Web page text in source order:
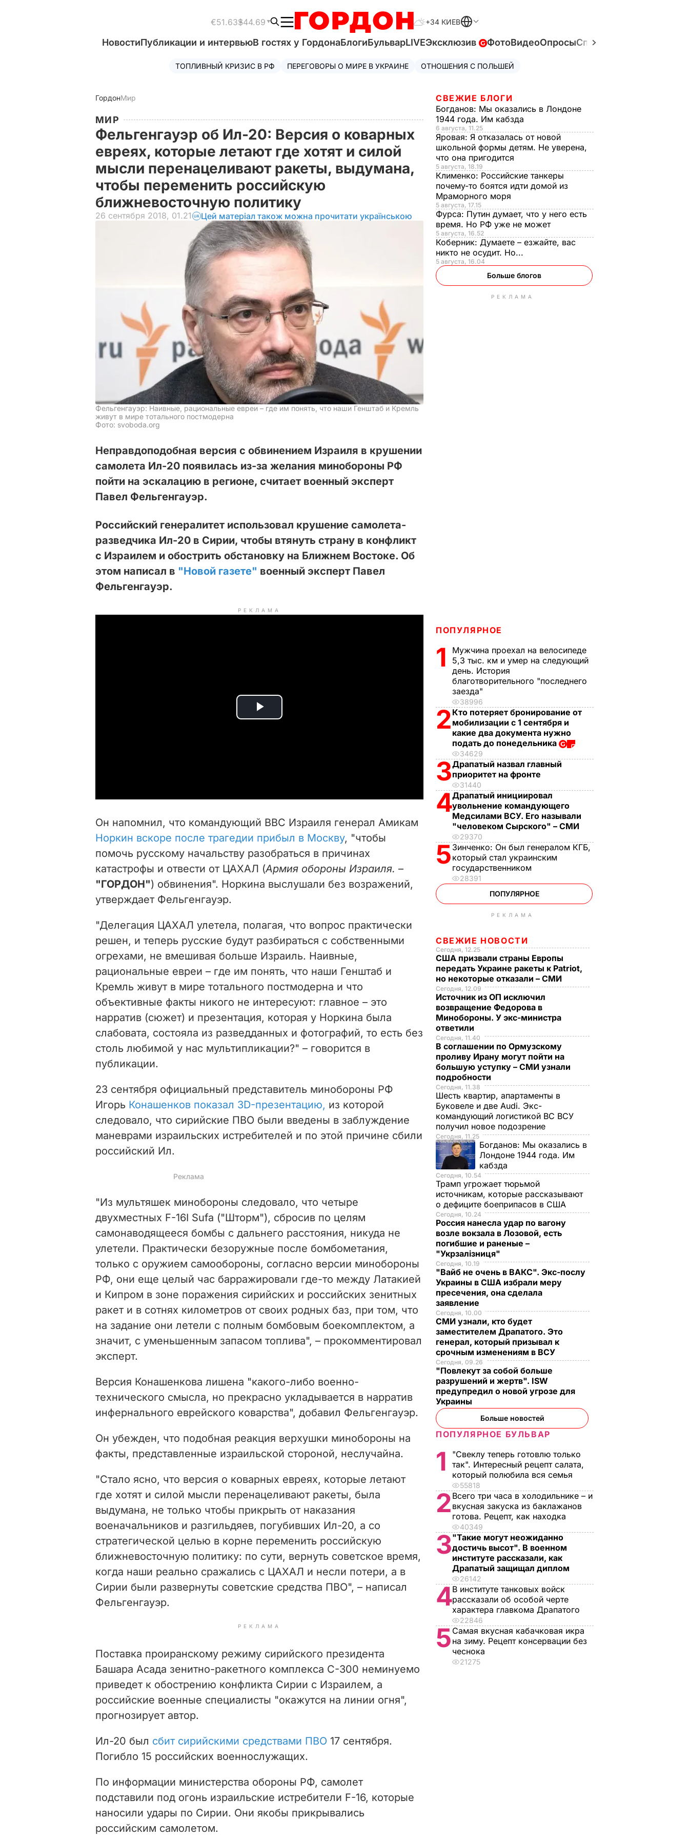
€51.63$44.69 +34 КИЕВ
НовостиПубликации и интервьюВ гостях у ГордонаБлогиБульварLIVEЭксклюзив ФотоВидеоОпросыСпецпроекты
ТОПЛИВНЫЙ КРИЗИС В РФ ПЕРЕГОВОРЫ О МИРЕ В УКРАИНЕ ОТНОШЕНИЯ С ПОЛЬШЕЙ
ГордонМир
МИР
Фельгенгауэр об Ил-20: Версия о коварных
евреях, которые летают где хотят и силой
мысли перенацеливают ракеты, выдумана,
чтобы переменить российскую
ближневосточную политику
26 сентября 2018, 01.21 Цей матеріал також можна прочитати українською
Фельгенгауэр: Наивные, рациональные евреи – где им понять, что наши Генштаб и Кремль
живут в мире тотального постмодерна
Фото: svoboda.org
Неправдоподобная версия с обвинением Израиля в крушении
самолета Ил-20 появилась из-за желания минобороны РФ
пойти на эскалацию в регионе, считает военный эксперт
Павел Фельгенгауэр.
Российский генералитет использовал крушение самолета-
разведчика Ил-20 в Сирии, чтобы втянуть страну в конфликт
с Израилем и обострить обстановку на Ближнем Востоке. Об
этом написал в "Новой газете" военный эксперт Павел
Фельгенгауэр.
РЕКЛАМА
P
i
d
e
Он напомнил, что командующий ВВС Израиля генерал Амикам
Норкин вскоре после трагедии прибыл в Москву, "чтобы
помочь русскому начальству разобраться в причинах
катастрофы и отвести от ЦАХАЛ (Армия обороны Израиля. –
"ГОРДОН") обвинения". Норкина выслушали без возражений,
утверждает Фельгенгауэр.
"Делегация ЦАХАЛ улетела, полагая, что вопрос практически
решен, и теперь русские будут разбираться с собственными
огрехами, не вмешивая больше Израиль. Наивные,
рациональные евреи – где им понять, что наши Генштаб и
Кремль живут в мире тотального постмодерна и что
объективные факты никого не интересуют: главное – это
нарратив (сюжет) и презентация, которая у Норкина была
слабовата, состояла из разведданных и фотографий, то есть без
столь любимой у нас мультипликации?" – говорится в
публикации.
23 сентября официальный представитель минобороны РФ
Игорь Конашенков показал 3D-презентацию, из которой
следовало, что сирийские ПВО были введены в заблуждение
маневрами израильских истребителей и по этой причине сбили
российский Ил.
"Из мультяшек минобороны следовало, что четыре
двухместных F-16I Sufa ("Шторм"), сбросив по целям
самонаводящееся бомбы с дальнего расстояния, никуда не
улетели. Практически безоружные после бомбометания,
только с оружием самообороны, согласно версии минобороны
РФ, они еще целый час барражировали где-то между Латакией
и Кипром в зоне поражения сирийских и российских зенитных
ракет и в сотнях километров от своих родных баз, при том, что
на задание они летели с полным бомбовым боекомплектом, а
значит, с уменьшенным запасом топлива", – прокомментировал
эксперт.
Версия Конашенкова лишена "какого-либо военно-
технического смысла, но прекрасно укладывается в нарратив
инфернального еврейского коварства", добавил Фельгенгауэр.
Он убежден, что подобная реакция верхушки минобороны на
факты, представленные израильской стороной, неслучайна.
"Стало ясно, что версия о коварных евреях, которые летают
где хотят и силой мысли перенацеливают ракеты, была
выдумана, не только чтобы прикрыть от наказания
военачальников и разгильдяев, погубивших Ил-20, а со
стратегической целью в корне переменить российскую
ближневосточную политику: по сути, вернуть советское время,
когда наши реально сражались с ЦАХАЛ и несли потери, а в
Сирии были развернуты советские средства ПВО", – написал
Фельгенгауэр.
РЕКЛАМА
Поставка проиранскому режиму сирийского президента
Башара Асада зенитно-ракетного комплекса С-300 неминуемо
приведет к обострению конфликта Сирии с Израилем, а
российские военные специалисты "окажутся на линии огня",
прогнозирует автор.
Ил-20 был сбит сирийскими средствами ПВО 17 сентября.
Погибло 15 российских военнослужащих.
По информации министерства обороны РФ, самолет
подставили под огонь израильские истребители F-16, которые
наносили удары по Сирии. Они якобы прикрывались
российским самолетом.
СВЕЖИЕ БЛОГИ
Богданов: Мы оказались в Лондоне
1944 года. Им кабзда
6 августа, 11.25
Яровая: Я отказалась от новой
школьной формы детям. Не уверена,
что она пригодится
5 августа, 18.19
Клименко: Российские танкеры
почему-то боятся идти домой из
Мраморного моря
5 августа, 17.15
Фурса: Путин думает, что у него есть
время. Но РФ уже не может
5 августа, 16.52
Коберник: Думаете – езжайте, вас
никто не осудит. Но...
5 августа, 16.04
Больше блогов
РЕКЛАМА
ПОПУЛЯРНОЕ
1
Мужчина проехал на велосипеде
5,3 тыс. км и умер на следующий
день. История
благотворительного "последнего
заезда"
38996
2 Кто потеряет бронирование от
мобилизации с 1 сентября и
какие два документа нужно
подать до понедельника
34629
3Драпатый назвал главный
приоритет на фронте
31440
4Драпатый инициировал
увольнение командующего
Медсилами ВСУ. Его называли
"человеком Сырского" – СМИ
29370
5 Зинченко: Он был генералом КГБ,
который стал украинским
государственником
28391
ПОПУЛЯРНОЕ
РЕКЛАМА
СВЕЖИЕ НОВОСТИ
Сегодня, 12.25
США призвали страны Европы
передать Украине ракеты к Patriot,
но некоторые отказали – СМИ
Сегодня, 12.09
Источник из ОП исключил
возвращение Федорова в
Минобороны. У экс-министра
ответили
Сегодня, 11.40
В соглашении по Ормузскому
проливу Ирану могут пойти на
большую уступку – СМИ узнали
подробности
Сегодня, 11.38
Шесть квартир, апартаменты в
Буковеле и две Audi. Экс-
командующий логистикой ВС ВСУ
получил новое подозрение
Сегодня, 11.25
Богданов: Мы оказались в
Лондоне 1944 года. Им
кабзда
Сегодня, 10.54
Трамп угрожает тюрьмой
источникам, которые рассказывают
о дефиците боеприпасов в США
Сегодня, 10.24
Россия нанесла удар по вагону
возле вокзала в Лозовой, есть
погибшие и раненые –
"Укрзалізниця"
Сегодня, 10.19
"Вайб не очень в ВАКС". Экс-послу
Украины в США избрали меру
пресечения, она сделала
заявление
Сегодня, 10.00
СМИ узнали, кто будет
заместителем Драпатого. Это
генерал, который призывал к
срочным изменениям в ВСУ
Сегодня, 09.26
"Повлекут за собой больше
разрушений и жертв". ISW
предупредил о новой угрозе для
Украины
Больше новостей
ПОПУЛЯРНОЕ БУЛЬВАР
1
"Свеклу теперь готовлю только
так". Интересный рецепт салата,
который полюбила вся семья
55818
2 Всего три часа в холодильнике – и
вкусная закуска из баклажанов
готова. Рецепт, как находка
40349
3"Такие могут неожиданно
достичь высот". В военном
институте рассказали, как
Драпатый защищал диплом
26142
4В институте танковых войск
рассказали об особой черте
характера главкома Драпатого
22846
5 Самая вкусная кабачковая икра
на зиму. Рецепт консервации без
чеснока
21275